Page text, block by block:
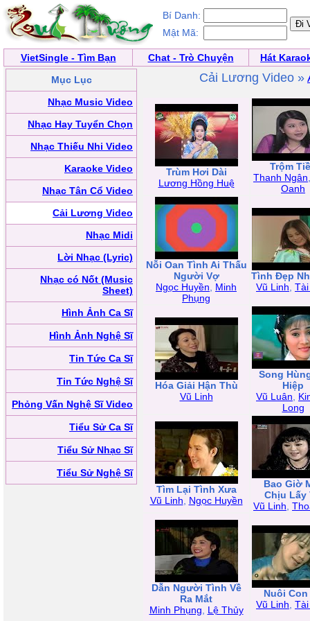
Bí Danh:
Mật Mã:
VietSingle - Tìm Bạn Chat - Trò Chuyện
Hát
Mục Lục
Nhạc Music Video
Nhạc Hay Tuyển Chọn
Nhạc Thiếu Nhi Video
Karaoke Video
Nhạc Tân Cổ Video
Cải Lương Video
Nhạc Midi
Lời Nhạc (Lyric)
Nhạc có Nốt (Music
Sheet)
Hình Ảnh Ca Sĩ
Hình Ảnh Nghệ Sĩ
Tin Tức Ca Sĩ
Tin Tức Nghệ Sĩ
Phỏng Vấn Nghệ Sĩ Video
Tiểu Sử Ca Sĩ
Tiểu Sử Nhạc Sĩ
Tiểu Sử Nghệ Sĩ
Cải Lương Video »
Trùm Hơi Dài
Lương Hồng Huệ
Trộm
Thanh Ngân
Oanh
Nỗi Oan Tình Ai Thấu
Người Vợ
Ngọc Huyền
Minh
Phụng
Tình Đẹp
Vũ Linh
Hóa Giải Hận Thù
Vũ Linh
Song
Hiệp
Vũ Luân
Long
Tìm Lại Tình Xưa
Vũ Linh
Ngọc Huyền
Bao Giờ
Chịu Lấy
Vũ Linh
Dẫn Người Tình Về
Ra Mắt
Minh Phụng
Lệ Thủy
Nuôi
Vũ Linh